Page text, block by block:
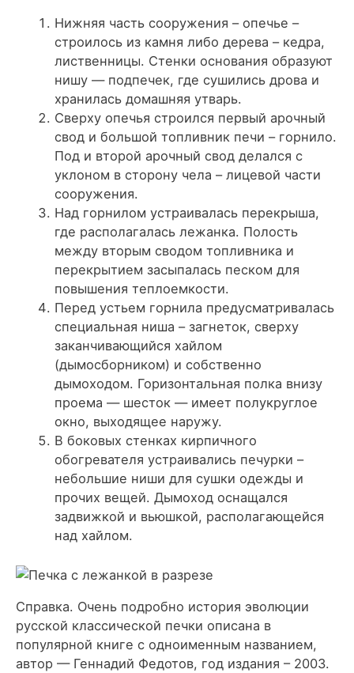
Нижняя часть сооружения – опечье –
строилось из камня либо дерева – кедра,
лиственницы. Стенки основания образуют
нишу — подпечек, где сушились дрова и
хранилась домашняя утварь.
Сверху опечья строился первый арочный
свод и большой топливник печи – горнило.
Под и второй арочный свод делался с
уклоном в сторону чела – лицевой части
сооружения.
Над горнилом устраивалась перекрыша,
где располагалась лежанка. Полость
между вторым сводом топливника и
перекрытием засыпалась песком для
повышения теплоемкости.
Перед устьем горнила предусматривалась
специальная ниша – загнеток, сверху
заканчивающийся хайлом
(дымосборником) и собственно
дымоходом. Горизонтальная полка внизу
проема — шесток — имеет полукруглое
окно, выходящее наружу.
В боковых стенках кирпичного
обогревателя устраивались печурки –
небольшие ниши для сушки одежды и
прочих вещей. Дымоход оснащался
задвижкой и вьюшкой, располагающейся
над хайлом.
Справка. Очень подробно история эволюции
русской классической печки описана в
популярной книге с одноименным названием,
автор — Геннадий Федотов, год издания – 2003.